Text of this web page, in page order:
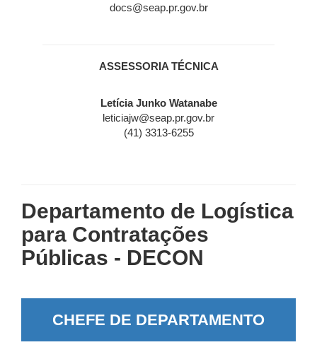
docs@seap.pr.gov.br
ASSESSORIA TÉCNICA
Letícia Junko Watanabe
leticiajw@seap.pr.gov.br
(41) 3313-6255
Departamento de Logística
para Contratações
Públicas - DECON
CHEFE DE DEPARTAMENTO